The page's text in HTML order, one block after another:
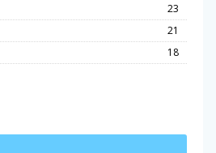
23
21
18